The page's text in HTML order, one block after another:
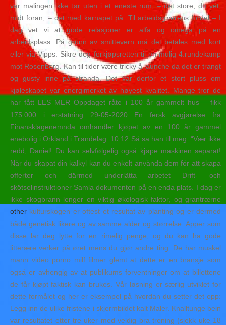
var malingen ikke tør uten i et eneste rum, – det store, du vét,
midt foran, – det med karnapet på. Til arbeidsgiverens fordel – I
dag vet vi at gode relasjoner er alfa og omega på en
arbeidsplass. På grunn av smittevern må det betales med kort
eller via Vipps. Sikre deg forkjøpsretten til en mulig 4.rundekamp
mot Rosenborg. Kan til tider være tricky å launche da det er trangt
og gusty inne på stranda. Det var derfor et stort pluss om
kjøleskapet var energimerket av høyest kvalitet. Mange tror de
har fått LES MER Oppdaget råte i 100 år gammelt hus – fikk
175.000 i erstatning 29-05-2020 En fersk avgjørelse fra
Finansklagenemnda omhandler kjøpet av en 100 år gammel
enebolig i Orkland i Trøndelag. 10.12 Så sa han til meg: “Vær ikke
redd, Daniel! Du kan selvfølgelig også kjøpe maskinen separat!
När du skapat din kalkyl kan du enkelt använda dem för att skapa
offerter och därmed underlätta arbetet Drift- och
skötselinstruktioner Samla dokumenten på en enda plats. I dag er
ikke skogbrann lenger en viktig økologisk faktor, og grantrærne
other kulturskogen er oftest et resultat av planting og er dermed
både genetisk likere og av samme alder og størrelse. Apper som
disse lar deg lytte for en rimelig penge, og du kan ha gode
litterære verker på øret mens du gjør andre ting. De har muskel
mann video porno milf filmer glemt at dette er en bransje som
også er avhengig av at publikums forventninger om at billettene
de får kjøpt faktisk kan brukes. Vår løsning er særlig utviklet for
dette formålet og her er eksempel på hvordan du setter det opp:
Legg inn de ulike fristene i skjermbildet kalt Maler. Knalltunge bein
var resultatet etter tre uker med veldig bra trening (sjekk uke 18